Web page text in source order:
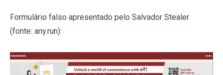
Formulário falso apresentado pelo Salvador Stealer
(fonte: any.run):